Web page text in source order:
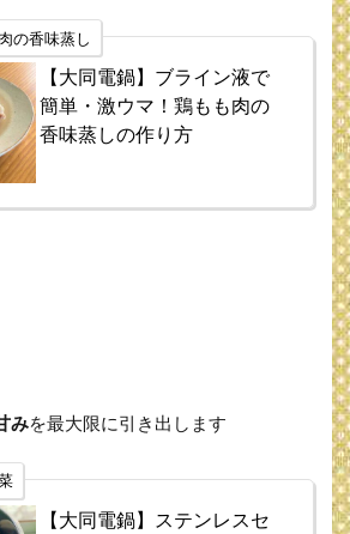
の香味蒸し
【大同電鍋】ブライン液で
簡単・激ウマ！鶏もも肉の
香味蒸しの作り方
みを最大限に引き出します
【大同電鍋】ステンレスセ